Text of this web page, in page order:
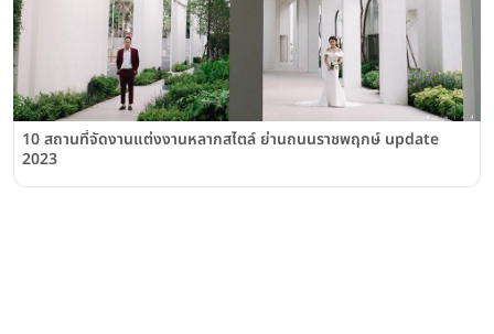
10 สถานที่จัดงานแต่งงานหลากสไตล์ ย่านถนนราชพฤกษ์ update
2023